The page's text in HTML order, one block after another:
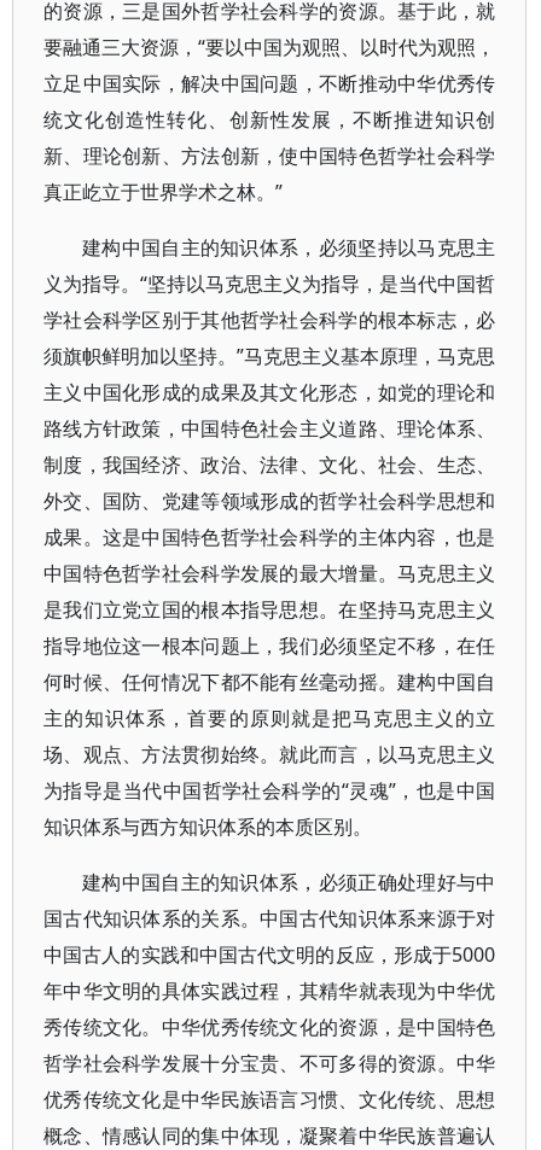
的资源，三是国外哲学社会科学的资源。基于此，就
要融通三大资源，“要以中国为观照、以时代为观照，
立足中国实际，解决中国问题，不断推动中华优秀传
统文化创造性转化、创新性发展，不断推进知识创
新、理论创新、方法创新，使中国特色哲学社会科学
真正屹立于世界学术之林。”
建构中国自主的知识体系，必须坚持以马克思主
义为指导。“坚持以马克思主义为指导，是当代中国哲
学社会科学区别于其他哲学社会科学的根本标志，必
须旗帜鲜明加以坚持。”马克思主义基本原理，马克思
主义中国化形成的成果及其文化形态，如党的理论和
路线方针政策，中国特色社会主义道路、理论体系、
制度，我国经济、政治、法律、文化、社会、生态、
外交、国防、党建等领域形成的哲学社会科学思想和
成果。这是中国特色哲学社会科学的主体内容，也是
中国特色哲学社会科学发展的最大增量。马克思主义
是我们立党立国的根本指导思想。在坚持马克思主义
指导地位这一根本问题上，我们必须坚定不移，在任
何时候、任何情况下都不能有丝毫动摇。建构中国自
主的知识体系，首要的原则就是把马克思主义的立
场、观点、方法贯彻始终。就此而言，以马克思主义
为指导是当代中国哲学社会科学的“灵魂”，也是中国
知识体系与西方知识体系的本质区别。
建构中国自主的知识体系，必须正确处理好与中
国古代知识体系的关系。中国古代知识体系来源于对
中国古人的实践和中国古代文明的反应，形成于5000
年中华文明的具体实践过程，其精华就表现为中华优
秀传统文化。中华优秀传统文化的资源，是中国特色
哲学社会科学发展十分宝贵、不可多得的资源。中华
优秀传统文化是中华民族语言习惯、文化传统、思想
概念、情感认同的集中体现，凝聚着中华民族普遍认